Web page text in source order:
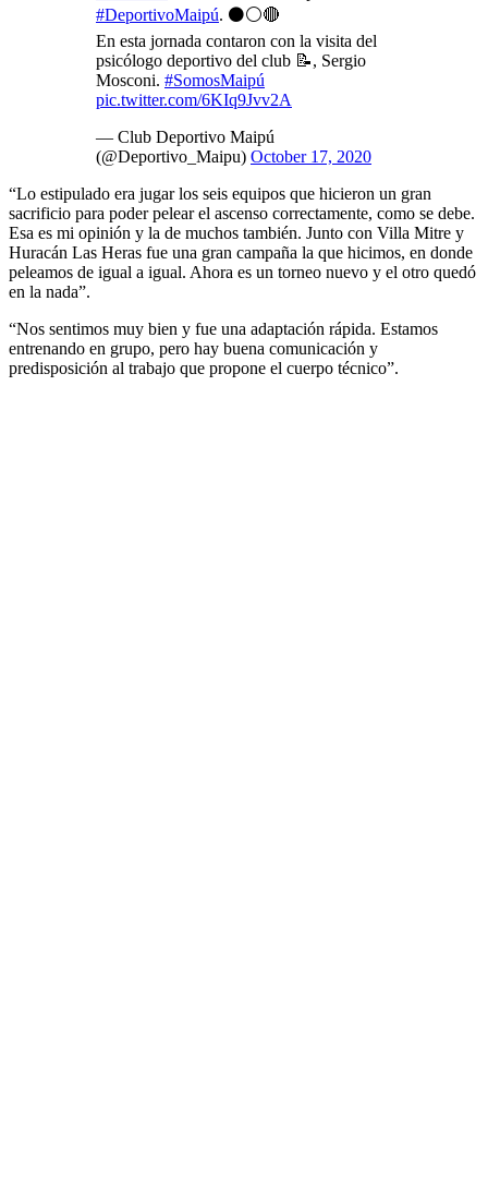
#DeportivoMaipú. ⚫⚪🔴
En esta jornada contaron con la visita del
psicólogo deportivo del club 📝, Sergio
Mosconi. #SomosMaipú
pic.twitter.com/6KIq9Jvv2A
— Club Deportivo Maipú
(@Deportivo_Maipu) October 17, 2020
“Lo estipulado era jugar los seis equipos que hicieron un gran
sacrificio para poder pelear el ascenso correctamente, como se debe.
Esa es mi opinión y la de muchos también. Junto con Villa Mitre y
Huracán Las Heras fue una gran campaña la que hicimos, en donde
peleamos de igual a igual. Ahora es un torneo nuevo y el otro quedó
en la nada”.
“Nos sentimos muy bien y fue una adaptación rápida. Estamos
entrenando en grupo, pero hay buena comunicación y
predisposición al trabajo que propone el cuerpo técnico”.